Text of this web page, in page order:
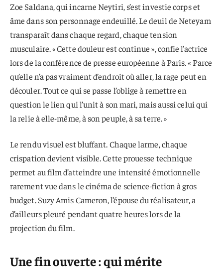
Zoe Saldana, qui incarne Neytiri, s’est investie corps et
âme dans son personnage endeuillé. Le deuil de Neteyam
transparaît dans chaque regard, chaque tension
musculaire. « Cette douleur est continue », confie l’actrice
lors de la conférence de presse européenne à Paris. « Parce
qu’elle n’a pas vraiment d’endroit où aller, la rage peut en
découler. Tout ce qui se passe l’oblige à remettre en
question le lien qui l’unit à son mari, mais aussi celui qui
la relie à elle-même, à son peuple, à sa terre. »
Le rendu visuel est bluffant. Chaque larme, chaque
crispation devient visible. Cette prouesse technique
permet au film d’atteindre une intensité émotionnelle
rarement vue dans le cinéma de science-fiction à gros
budget. Suzy Amis Cameron, l’épouse du réalisateur, a
d’ailleurs pleuré pendant quatre heures lors de la
projection du film.
Une fin ouverte : qui mérite